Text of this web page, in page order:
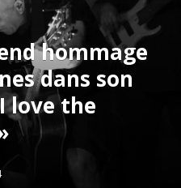
hommage
dans son
love the